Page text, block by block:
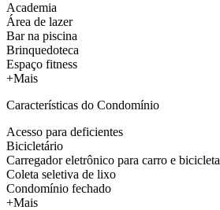
Academia
Área de lazer
Bar na piscina
Brinquedoteca
Espaço fitness
+Mais
Características do Condomínio
Acesso para deficientes
Bicicletário
Carregador eletrônico para carro e bicicleta
Coleta seletiva de lixo
Condomínio fechado
+Mais